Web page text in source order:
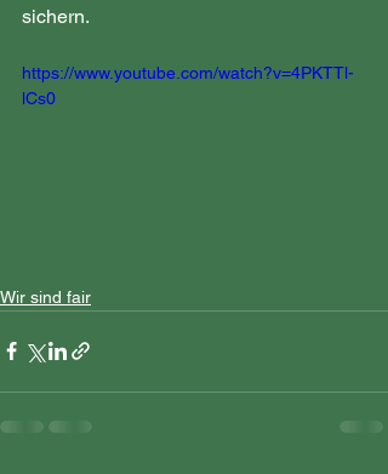
sichern.
https://www.youtube.com/watch?v=4PKTTl-
lCs0
Wir sind fair